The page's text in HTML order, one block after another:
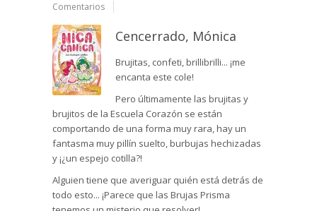
Comentarios
Cencerrado, Mónica
Brujitas, confeti, brillibrilli... ¡me
encanta este cole!
Pero últimamente las brujitas y
brujitos de la Escuela Corazón se están
comportando de una forma muy rara, hay un
fantasma muy pillín suelto, burbujas hechizadas
y ¡¿un espejo cotilla?!
Alguien tiene que averiguar quién está detrás de
todo esto... ¡Parece que las Brujas Prisma